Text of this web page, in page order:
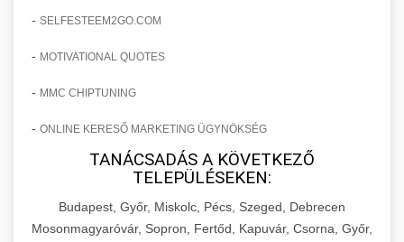
- SELFESTEEM2GO.COM
- MOTIVATIONAL QUOTES
- MMC CHIPTUNING
- ONLINE KERESŐ MARKETING ÜGYNÖKSÉG
TANÁCSADÁS A KÖVETKEZŐ
TELEPÜLÉSEKEN:
Budapest, Győr, Miskolc, Pécs, Szeged, Debrecen
Mosonmagyaróvár, Sopron, Fertőd, Kapuvár, Csorna, Győr,